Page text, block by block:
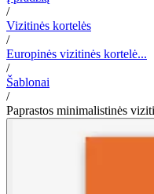
/
Vizitinės kortelės
/
Europinės vizitinės kortelė...
/
Šablonai
/
Paprastos minimalistinės